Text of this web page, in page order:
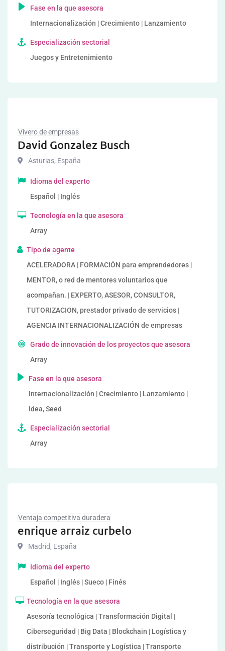
Fase en la que asesora
Internacionalización | Crecimiento | Lanzamiento
Especialización sectorial
Juegos y Entretenimiento
Vivero de empresas
David Gonzalez Busch
Asturias, España
Idioma del experto
Español | Inglés
Tecnología en la que asesora
Array
Tipo de agente
ACELERADORA | FORMACIÓN para emprendedores |
MENTOR, o red de mentores voluntarios que
acompañan. | EXPERTO, ASESOR, CONSULTOR,
TUTORIZACION, prestador privado de servicios |
AGENCIA INTERNACIONALIZACIÓN de empresas
Grado de innovación de los proyectos que asesora
Array
Fase en la que asesora
Internacionalización | Crecimiento | Lanzamiento |
Idea, Seed
Especialización sectorial
Array
Ventaja competitiva duradera
enrique arraiz curbelo
Madrid, España
Idioma del experto
Español | Inglés | Sueco | Finés
Tecnología en la que asesora
Asesoría tecnológica | Transformación Digital |
Ciberseguridad | Big Data | Blockchain | Logística y
distribución | Transporte y Logística | Transporte